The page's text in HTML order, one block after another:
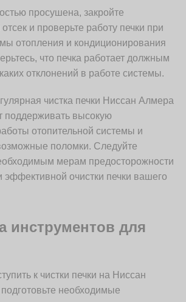
просушена, закройте
и проверьте работу печки при
отопления и кондиционирования
что печка работает должным
отклонений в работе системы.
чистка печки Ниссан Алмера
поддерживать высокую
отопительной системы и
поломки. Следуйте
мерам предосторожности
эффективной очистки печки вашего
инструментов для
к чистки печки на Ниссан
необходимые